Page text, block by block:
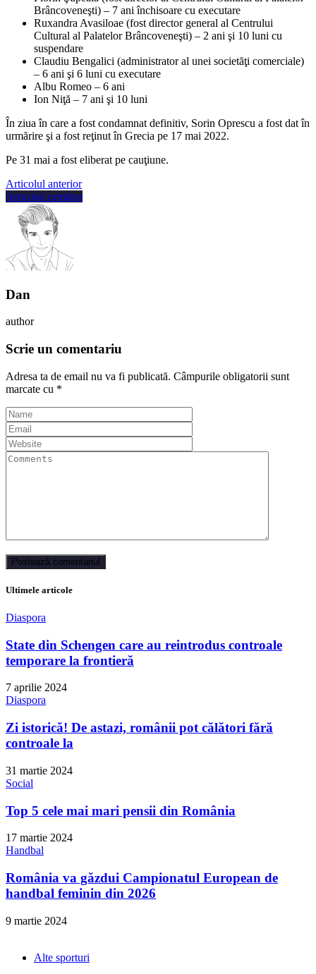
Brâncoveneşti) – 7 ani închisoare cu executare
Ruxandra Avasiloae (fost director general al Centrului
Cultural al Palatelor Brâncoveneşti) – 2 ani şi 10 luni cu
suspendare
Claudiu Bengalici (administrator al unei societăţi comerciale)
– 6 ani şi 6 luni cu executare
Albu Romeo – 6 ani
Ion Niţă – 7 ani şi 10 luni
În ziua în care a fost condamnat definitiv, Sorin Oprescu a fost dat în
urmărire şi a fost reţinut în Grecia pe 17 mai 2022.
Pe 31 mai a fost eliberat pe cauţiune.
Articolul anterior
Articolul următor
Dan
author
Scrie un comentariu
Adresa ta de email nu va fi publicată. Câmpurile obligatorii sunt
marcate cu *
Ultimele articole
Diaspora
State din Schengen care au reintrodus controale
temporare la frontieră
7 aprilie 2024
Diaspora
Zi istorică! De astazi, românii pot călători fără
controale la
31 martie 2024
Social
Top 5 cele mai mari pensii din România
17 martie 2024
Handbal
România va găzdui Campionatul European de
handbal feminin din 2026
9 martie 2024
Alte sporturi